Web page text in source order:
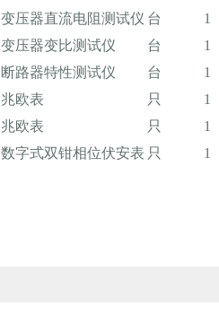
变压器直流电阻测试仪 台 1
变压器变比测试仪
台 1
断路器特性测试仪
台 1
兆欧表 只 1
兆欧表
只 1
数字式双钳相位伏安表 只 1